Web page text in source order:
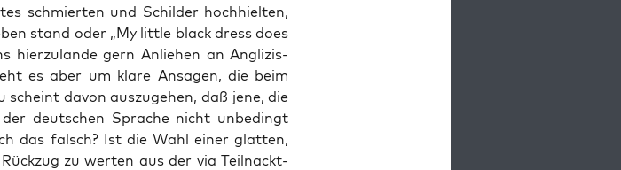
schmier­ten und Schil­der hoch­hiel­ten,
stand oder „My litt­le black dress does
hier­zu­lan­de gern Anlie­hen an Angli­zis­
es aber um kla­re Ansa­gen, die beim
davon aus­zu­ge­hen, daß jene, die
deut­schen Spra­che nicht unbe­dingt
das falsch? Ist die Wahl einer glat­ten,
zu wer­ten aus der via Teil­nackt­